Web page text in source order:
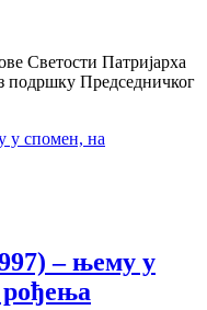
Светости Патријарха
подршку Председничког
– њему у